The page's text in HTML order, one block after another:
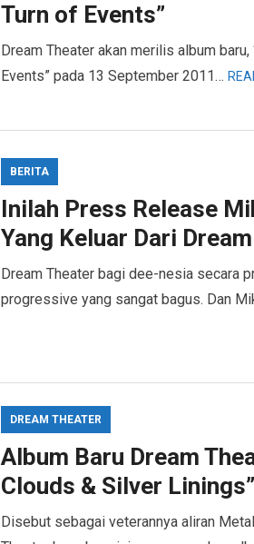
Turn of Events”
Dream Theater akan merilis album baru,
Events” pada 13 September 2011…
BERITA
Inilah Press Release
Yang Keluar Dari
Dream Theater bagi dee-nesia secara
progressive yang sangat bagus. Dan
DREAM THEATER
Album Baru Dream
Clouds & Silver Linings”
Disebut sebagai veterannya aliran